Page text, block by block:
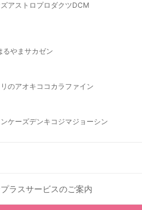
アストロプロダクツDCM
るやま サカゼン
のアオキ ココカラファイン
ケーズデンキ コジマジョーシン
ラスサービスのご案内